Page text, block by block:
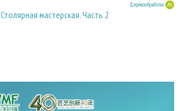
Деревообработка
Столярная мастерская. Часть 2